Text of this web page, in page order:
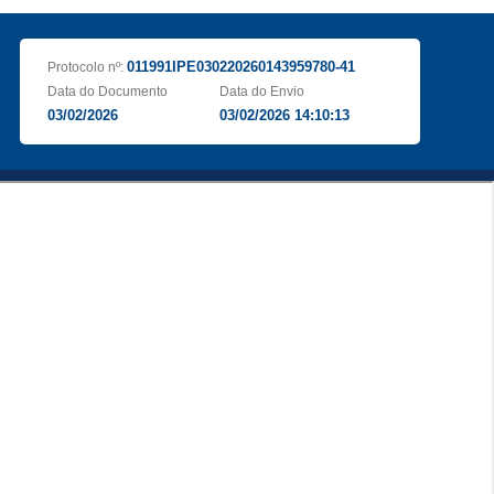
Protocolo nº: 011991IPE030220260143959780-41
Data do Documento
03/02/2026
Data do Envio
03/02/2026 14:10:13